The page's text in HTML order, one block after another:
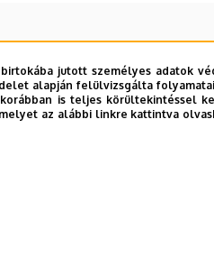
jutott személyes adatok
alapján felülvizsgálta
is teljes körültekintéssel
az alábbi linkre kattintva